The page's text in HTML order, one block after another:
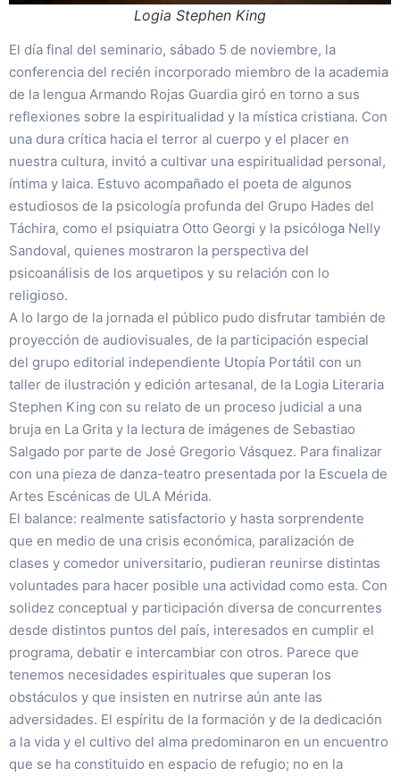
Logia Stephen King
El día final del seminario, sábado 5 de noviembre, la
conferencia del recién incorporado miembro de la academia
de la lengua Armando Rojas Guardia giró en torno a sus
reflexiones sobre la espiritualidad y la mística cristiana. Con
una dura crítica hacia el terror al cuerpo y el placer en
nuestra cultura, invitó a cultivar una espiritualidad personal,
íntima y laica. Estuvo acompañado el poeta de algunos
estudiosos de la psicología profunda del Grupo Hades del
Táchira, como el psiquiatra Otto Georgi y la psicóloga Nelly
Sandoval, quienes mostraron la perspectiva del
psicoanálisis de los arquetipos y su relación con lo
religioso.
A lo largo de la jornada el público pudo disfrutar también de
proyección de audiovisuales, de la participación especial
del grupo editorial independiente Utopía Portátil con un
taller de ilustración y edición artesanal, de la Logia Literaria
Stephen King con su relato de un proceso judicial a una
bruja en La Grita y la lectura de imágenes de Sebastiao
Salgado por parte de José Gregorio Vásquez. Para finalizar
con una pieza de danza-teatro presentada por la Escuela de
Artes Escénicas de ULA Mérida.
El balance: realmente satisfactorio y hasta sorprendente
que en medio de una crisis económica, paralización de
clases y comedor universitario, pudieran reunirse distintas
voluntades para hacer posible una actividad como esta. Con
solidez conceptual y participación diversa de concurrentes
desde distintos puntos del país, interesados en cumplir el
programa, debatir e intercambiar con otros. Parece que
tenemos necesidades espirituales que superan los
obstáculos y que insisten en nutrirse aún ante las
adversidades. El espíritu de la formación y de la dedicación
a la vida y el cultivo del alma predominaron en un encuentro
que se ha constituido en espacio de refugio; no en la